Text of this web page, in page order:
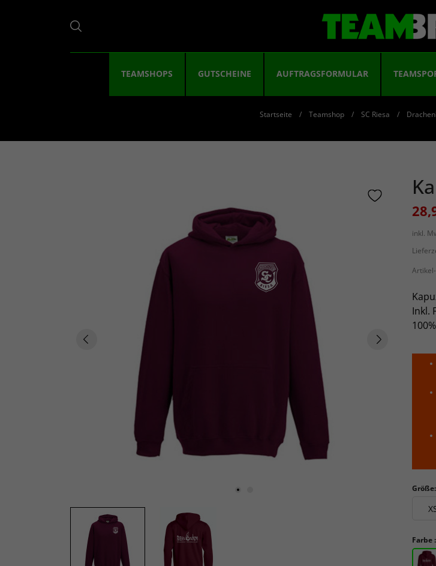
TEAMSHOPS GUTSCHEINE AUFTRAGSFORMULAR
Startseite Teamshop SC Riesa
inkl.
Inkl.
Größe:
Farbe :